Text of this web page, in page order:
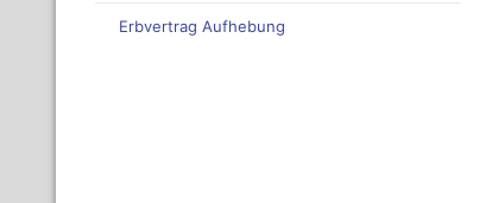
Erbvertrag Aufhebung